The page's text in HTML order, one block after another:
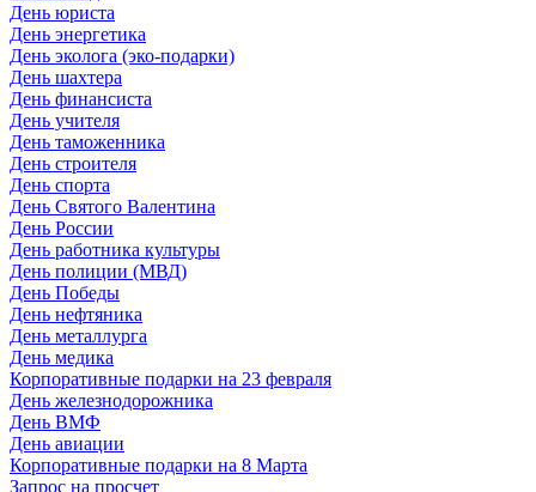
День юриста
День энергетика
День эколога (эко-подарки)
День шахтера
День финансиста
День учителя
День таможенника
День строителя
День спорта
День Святого Валентина
День России
День работника культуры
День полиции (МВД)
День Победы
День нефтяника
День металлурга
День медика
Корпоративные подарки на 23 февраля
День железнодорожника
День ВМФ
День авиации
Корпоративные подарки на 8 Марта
Запрос на просчет